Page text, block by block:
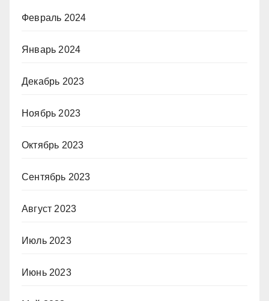
Февраль 2024
Январь 2024
Декабрь 2023
Ноябрь 2023
Октябрь 2023
Сентябрь 2023
Август 2023
Июль 2023
Июнь 2023